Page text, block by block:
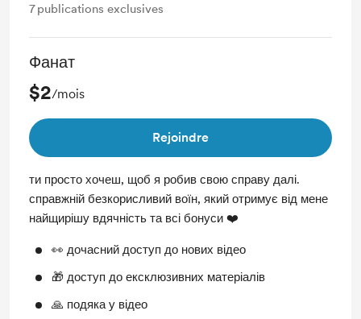
7publications exclusives
Фанат
$2/mois
Rejoindre
ти просто хочеш, щоб я робив свою справу далі.
справжній безкорисливий воїн, який отримує від мене
найщирішу вдячність та всі бонуси ❤️
👀 дочасний доступ до нових відео
🎁 доступ до ексклюзивних матеріалів
🙏 подяка у відео